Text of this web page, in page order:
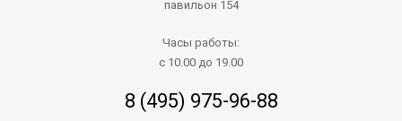
павильон 154
Часы работы:
с 10.00 до 19.00
8 (495) 975-96-88